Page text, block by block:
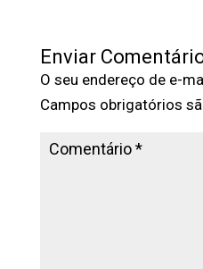
Enviar
O seu endereço de e-
Campos obrigatórios